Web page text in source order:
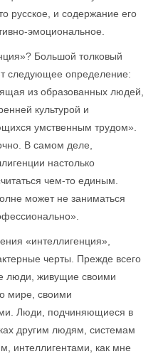
русское, и содержание его
эмоциональное.
Большой толковый
следующее определение:
из образованных людей,
культурой и
умственным трудом».
В самом деле,
настолько
чем-то единым.
может не заниматься
«интеллигенция»,
черты. Прежде всего
люди, живущие своими
мире, своими
Люди, подчиняющиеся в
другим людям, системам
интеллигентами, как мне